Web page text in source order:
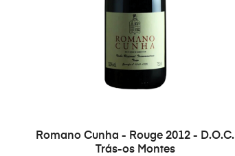
Romano Cunha - Rouge 2012 - D.O.C.
Trás-os Montes